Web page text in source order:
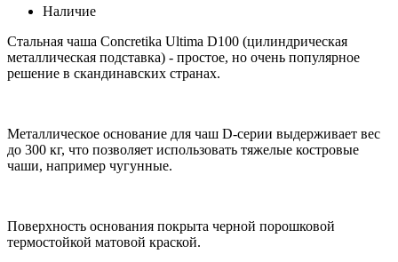
Наличие
Стальная чаша Concretika Ultima D100 (цилиндрическая
металлическая подставка) - простое, но очень популярное
решение в скандинавских странах.
Металлическое основание для чаш D-серии выдерживает вес
до 300 кг, что позволяет использовать тяжелые костровые
чаши, например чугунные.
Поверхность основания покрыта черной порошковой
термостойкой матовой краской.